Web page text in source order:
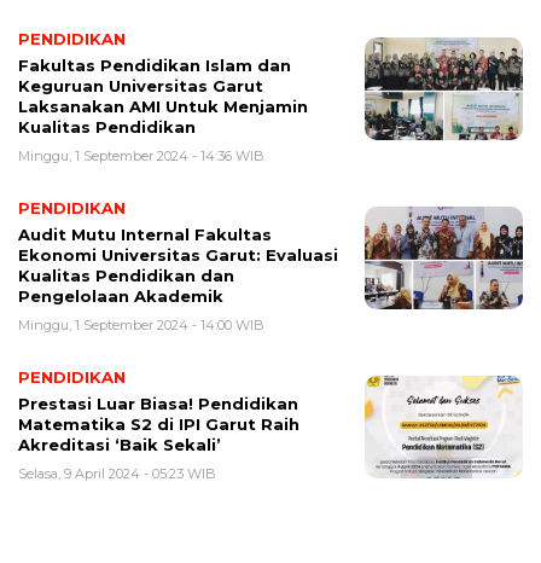
PENDIDIKAN
Fakultas Pendidikan Islam dan
Keguruan Universitas Garut
Laksanakan AMI Untuk Menjamin
Kualitas Pendidikan
Minggu, 1 September 2024 - 14:36 WIB
PENDIDIKAN
Audit Mutu Internal Fakultas
Ekonomi Universitas Garut: Evaluasi
Kualitas Pendidikan dan
Pengelolaan Akademik
Minggu, 1 September 2024 - 14:00 WIB
PENDIDIKAN
Prestasi Luar Biasa! Pendidikan
Matematika S2 di IPI Garut Raih
Akreditasi ‘Baik Sekali’
Selasa, 9 April 2024 - 05:23 WIB